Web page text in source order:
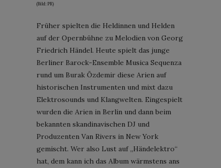
(Bild: PR)
Früher spielten die Heldinnen und Helden
auf der Opernbühne zu Melodien von Georg
Friedrich Händel. Heute spielt das junge
Berliner Barock-Ensemble Musica Sequenza
rund um Burak Özdemir diese Arien auf
historischen Instrumenten und mixt dazu
Elektrosounds und Klangwelten. Eingespielt
wurden die Arien in Berlin und dann beim
bekannten skandinavischen DJ und
Produzenten Van Rivers in New York
gemischt. Wer also Lust auf „Händelektro“
hat, dem kann ich das Album wärmstens ans